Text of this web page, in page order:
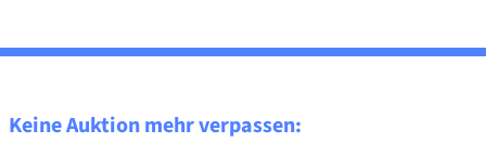
Keine Auktion mehr verpassen: